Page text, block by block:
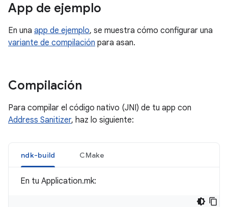
App de ejemplo
En una app de ejemplo, se muestra cómo configurar una
variante de compilación para asan.
Compilación
Para compilar el código nativo (JNI) de tu app con
Address Sanitizer, haz lo siguiente:
ndk-build CMake
En tu Application.mk: